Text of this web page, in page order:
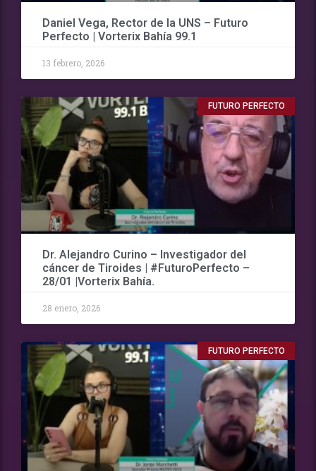
Daniel Vega, Rector de la UNS – Futuro
Perfecto | Vorterix Bahía 99.1
13 febrero, 2026
FUTURO PERFECTO
Dr. Alejandro Curino – Investigador del
cáncer de Tiroides | #FuturoPerfecto –
28/01 |Vorterix Bahía.
28 enero, 2026
FUTURO PERFECTO